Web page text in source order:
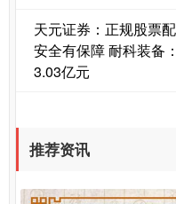
天元证券：正规股票
安全有保障 耐科装备
3.03亿元
推荐资讯